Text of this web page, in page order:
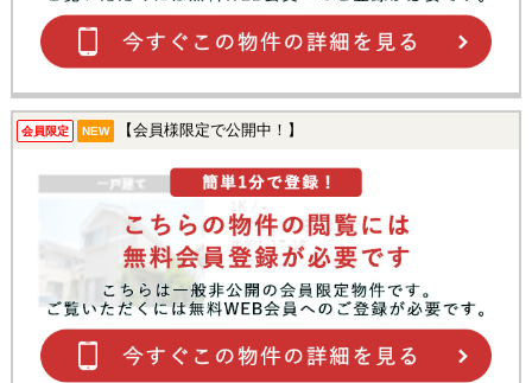
会員限定 NEW 【会員様限定で公開中！】